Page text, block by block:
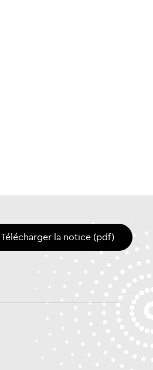
Télécharger la notice (pdf)